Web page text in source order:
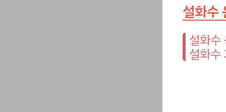
설화수
설화수
설화